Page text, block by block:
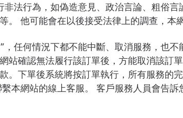
法行為，如偽造意見、政治言論、粗俗
他可能會在以後接受法律上的調查，本
任何情況下都不能中斷、取消服務，也
站確認無法履行該訂單後，方能取消該訂
。下單後系統將按訂單執行，所有服務的
本網站的線上客服。 客戶服務人員會告